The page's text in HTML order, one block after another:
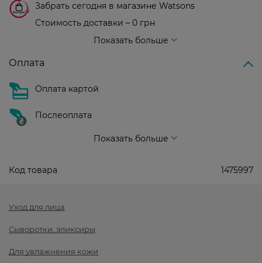
Забрать сегодня в магазине Watsons
Стоимость доставки – 0 грн
Показать больше
Оплата
Оплата картой
Послеоплата
Показать больше
Код товара 1475997
Уход для лица
Сыворотки, эликсиры
Для увлажнения кожи